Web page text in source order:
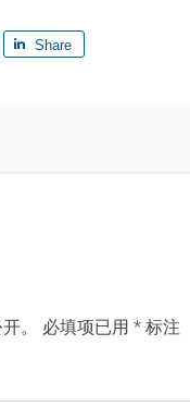
Share
。 必填项已用 * 标注